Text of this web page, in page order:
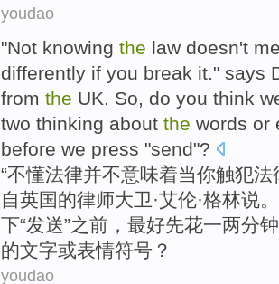
youdao
"Not knowing the law doesn't
differently if you break it." says
from the UK. So, do you think
two thinking about the words or
before we press "send"?
“不懂法律并不意味着当你触犯
自英国的律师大卫·艾伦·格林说
下“发送”之前，最好先花一两分
的文字或表情符号？
youdao